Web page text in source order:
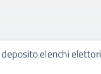
elenchi elettori